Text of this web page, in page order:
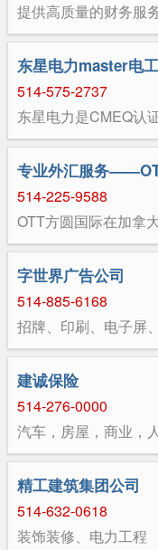
提供高质量的财务服
东星电力master电
514-575-2737
东星电力是CMEQ认
升级，充电桩安装等
5145752737，微信
专业外汇服务
514-225-9588
OTT方圆国际在加拿
多家监管机构注册。
智能支付、证券交易
户提供全方位、便捷
• 轻松兑换 结算品种
元等全球十多种主流
便捷、快速到账等特
务，让客户享有足不
速便捷 OTT方圆外
结算，以及定制化的
帮助客户有效创造更
字世界广告公司
514-885-6168
招牌、印刷、电子屏
建诚保险
514-276-0000
汽车，房屋，商业，
务
精工建筑集团公司
514-632-0618
装饰装修、电力工程